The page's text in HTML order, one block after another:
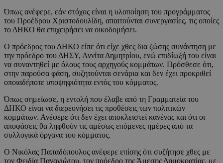
Όπως ανέφερε, εάν στόχος είναι η υλοποίηση του προγράμματος
του Προέδρου Χριστοδουλίδη, απαιτούνται συνεργασίες, τις οποίες
το ΔΗΚΟ θα επιχειρήσει να οικοδομήσει.
Ο πρόεδρος του ΔΗΚΟ είπε ότι είχε χθες δια ζώσης συνάντηση με
την πρόεδρο του ΔΗΣΥ, Αννίτα Δημητρίου, ενώ επιδίωξή του είναι
να συναντηθεί με όλους τους αρχηγούς κομμάτων. Πρόσθεσε ότι,
στην παρούσα φάση, συζητούνται σενάρια και δεν έχει προκριθεί
οποιαδήποτε υποψηφιότητα εντός του κόμματος.
Όπως σημείωσε, η εντολή που έλαβε από τη Γραμματεία του
ΔΗΚΟ είναι να διερευνήσει τις προθέσεις των πολιτικών
κομμάτων. Ανέφερε ότι δεν έχει αποκλειστεί κανένας και ότι οι
αποφάσεις θα ληφθούν τις αμέσως επόμενες ημέρες από τα
συλλογικά όργανα του κόμματος.
Ο Νικόλας Παπαδόπουλος ανέφερε επίσης ότι συζήτησε χθες με
τον Φειδία Παναγιώτου, τον πρόεδρο της Άμεσης Δημοκρατίας, με